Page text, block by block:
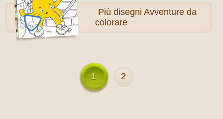
Più disegni Avventure da
colorare
1 2